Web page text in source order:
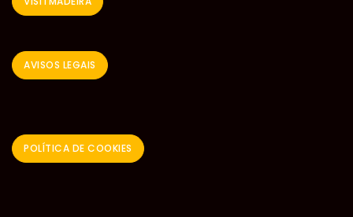
AVISOS LEGAIS
POLÍTICA DE COOKIES